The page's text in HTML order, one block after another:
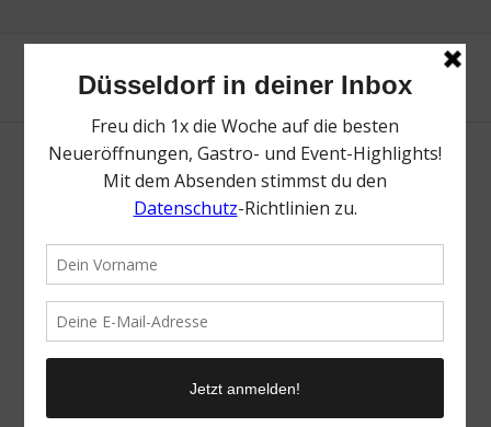
Die besten Neueröffnungen | Mezcaleria